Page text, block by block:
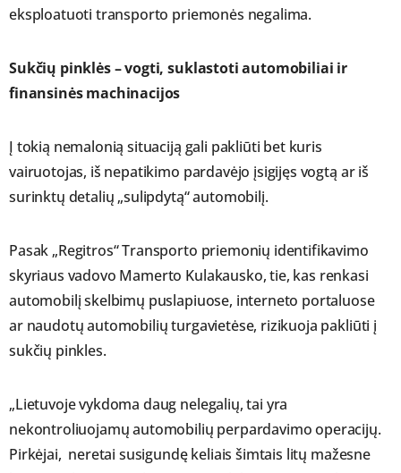
eksploatuoti transporto priemonės negalima.
Sukčių pinklės – vogti, suklastoti automobiliai ir
finansinės machinacijos
Į tokią nemalonią situaciją gali pakliūti bet kuris
vairuotojas, iš nepatikimo pardavėjo įsigijęs vogtą ar iš
surinktų detalių „sulipdytą“ automobilį.
Pasak „Regitros“ Transporto priemonių identifikavimo
skyriaus vadovo Mamerto Kulakausko, tie, kas renkasi
automobilį skelbimų puslapiuose, interneto portaluose
ar naudotų automobilių turgavietėse, rizikuoja pakliūti į
sukčių pinkles.
„Lietuvoje vykdoma daug nelegalių, tai yra
nekontroliuojamų automobilių perpardavimo operacijų.
Pirkėjai, neretai susigundę keliais šimtais litų mažesne